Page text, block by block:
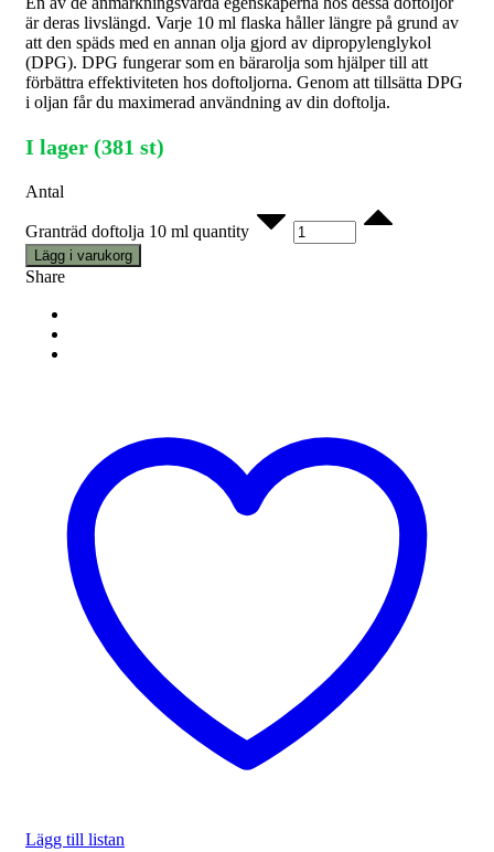
är deras livslängd. Varje 10 ml flaska håller längre på grund av
att den späds med en annan olja gjord av dipropylenglykol
(DPG). DPG fungerar som en bärarolja som hjälper till att
förbättra effektiviteten hos doftoljorna. Genom att tillsätta DPG
i oljan får du maximerad användning av din doftolja.
I lager (381 st)
Antal
Granträd doftolja 10 ml quantity
Lägg i varukorg
Share
Lägg till listan